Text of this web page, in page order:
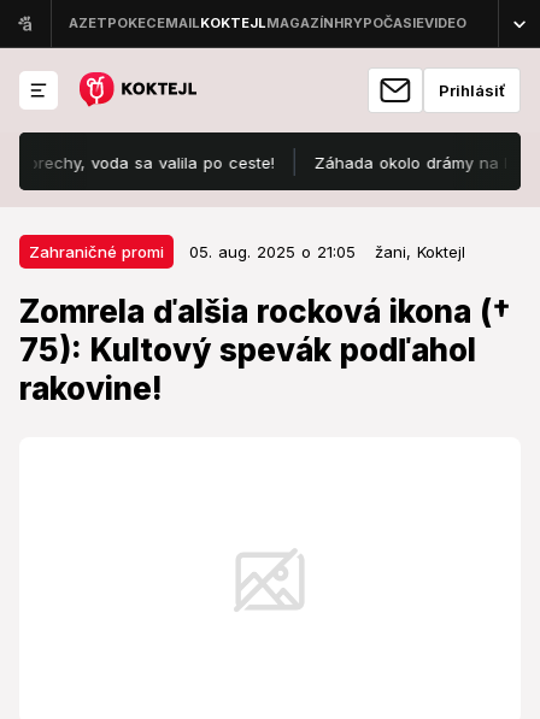
Prihlásiť
voda sa valila po ceste! Záhada okolo drámy na kúpalisku
Zahraničné promi 05. aug. 2025 o 21:05 žani, Koktejl
Zomrela ďalšia rocková ikona (†
75): Kultový spevák podľahol
rakovine!
Zahraničné promi 05. aug. 2025 o 21:05
Zomrela ďalšia rocková ikona (†
75): Kultový spevák podľahol
rakovine!